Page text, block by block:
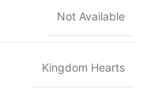
Not Available
Kingdom Hearts